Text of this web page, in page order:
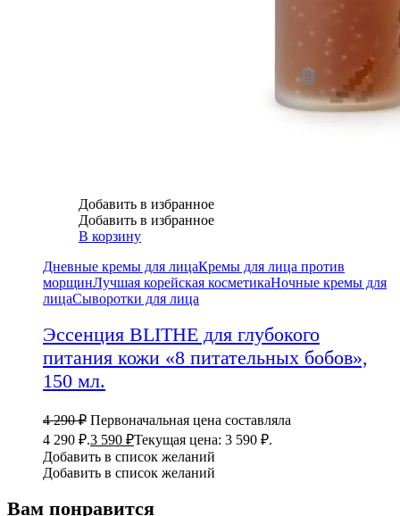
Добавить в избранное
Добавить в избранное
В корзину
Дневные кремы для лицаКремы для лица против
морщинЛучшая корейская косметикаНочные кремы для
лицаСыворотки для лица
Эссенция BLITHE для глубокого
питания кожи «8 питательных бобов»,
150 мл.
4 290₽ Первоначальная цена составляла
4 290 ₽.3 590 ₽Текущая цена: 3 590 ₽.
Добавить в список желаний
Добавить в список желаний
Вам понравится